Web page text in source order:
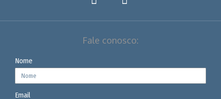
Fale conosco:
Nome
Email